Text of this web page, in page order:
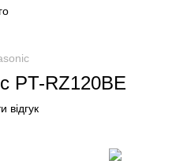
PT-RZ120BE
відгук